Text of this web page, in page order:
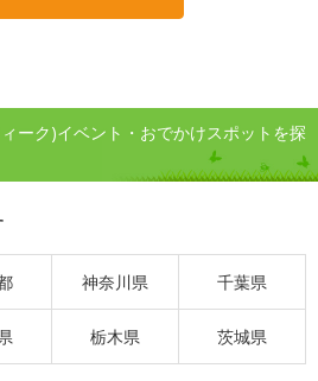
ーク)イベント・おでかけスポットを探
神奈川県 千葉県
栃木県 茨城県